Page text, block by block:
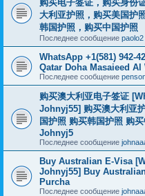
购买电子签证，购买身份
大利亚护照，购买美国护
韩国护照，购买中国护照
Последнее сообщение paolo2
WhatsApp +1(581) 942-
Qatar Doha Masaieed Al
Последнее сообщение
购买澳大利亚电子签证
Johnyj55] 购买澳大利亚
国护照 购买韩国护照 购
Johnyj5
Последнее сообщение
Buy Australian E-Visa
Johnyj55] Buy
Purcha
Последнее сообщение